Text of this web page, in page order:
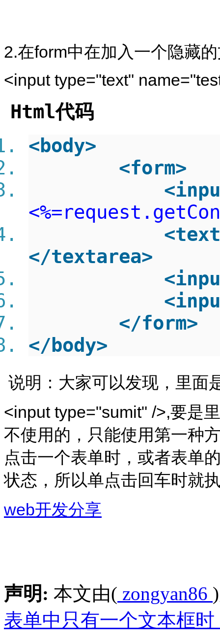
2.在form中在加入一个隐藏
<input type="text"
Html代码
< body>
<form>
<
<
</textarea>
<
<
</form>
</ body>
说明：大家可以发现，里面
<input type="sumit" />,要是
不使用的，只能使用第一种
点击一个表单时，或者表单
状态，所以单点击回车时就
web开发分享
声明: 本文由( zongyan86
表单中只有一个文本框